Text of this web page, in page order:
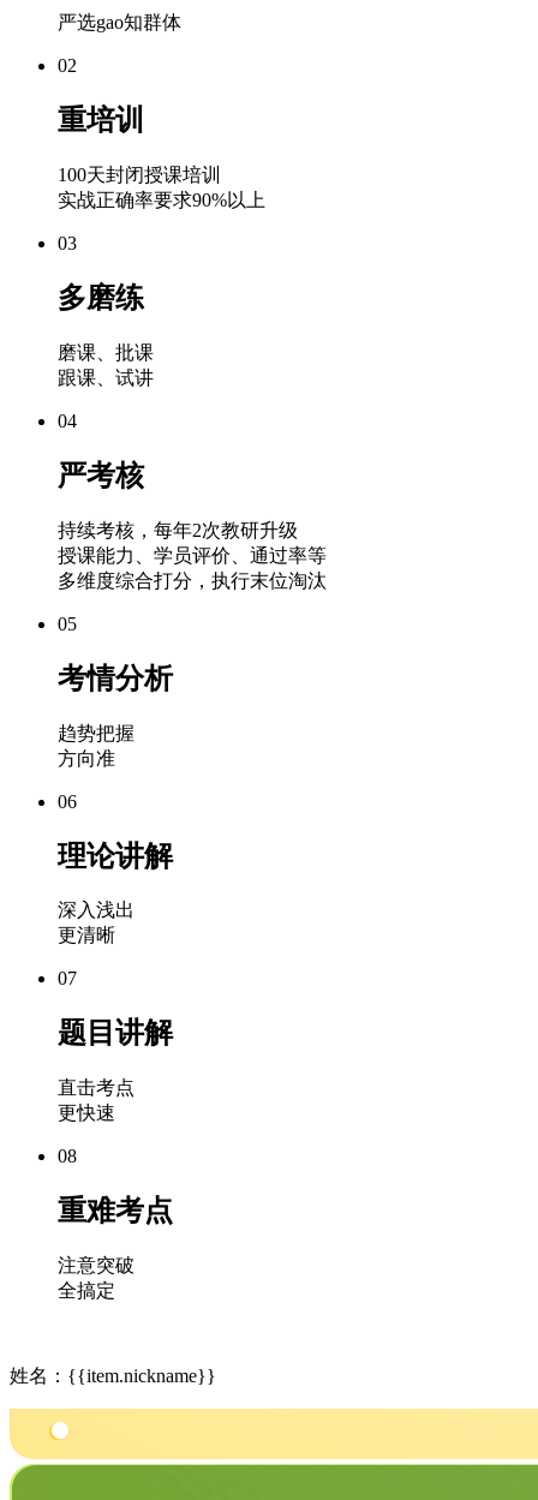
严选gao知群体
02
重培训
100天封闭授课培训
实战正确率要求90%以上
03
多磨练
磨课、批课
跟课、试讲
04
严考核
持续考核，每年2次教研升级
授课能力、学员评价、通过率等
多维度综合打分，执行末位淘汰
05
考情分析
趋势把握
方向准
06
理论讲解
深入浅出
更清晰
07
题目讲解
直击考点
更快速
08
重难考点
注意突破
全搞定
姓名：{{item.nickname}}